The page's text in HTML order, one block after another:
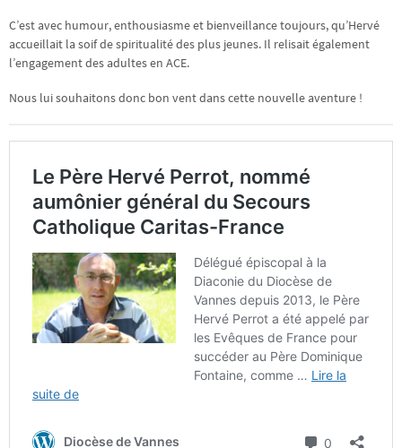
C’est avec humour, enthousiasme et bienveillance toujours, qu’Hervé
accueillait la soif de spiritualité des plus jeunes. Il relisait également
l’engagement des adultes en ACE.
Nous lui souhaitons donc bon vent dans cette nouvelle aventure !